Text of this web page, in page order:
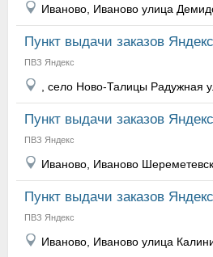
Иваново, Иваново улица
Пункт выдачи заказов
ПВЗ Яндекс
, село Ново-Талицы Радужная
Пункт выдачи заказов
ПВЗ Яндекс
Иваново, Иваново
Пункт выдачи заказов
ПВЗ Яндекс
Иваново, Иваново улица